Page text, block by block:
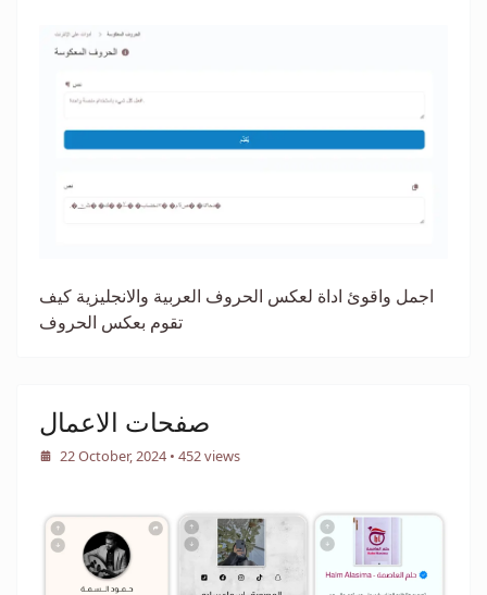
اجمل واقوئ اداة لعكس الحروف العربية والانجليزية كيف
تقوم بعكس الحروف
صفحات الاعمال
22 October, 2024 • 452 views